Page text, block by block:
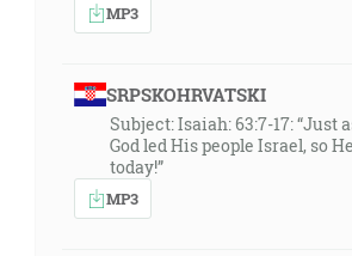
MP3
SRPSKOHRVATSKI
Subject: Isaiah: 63:7-17: “Just
God led His people Israel, so
today!”
MP3